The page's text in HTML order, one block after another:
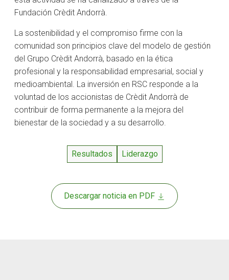
Fundación Crèdit Andorrà.
La sostenibilidad y el compromiso firme con la
comunidad son principios clave del modelo de gestión
del Grupo Crèdit Andorrà, basado en la ética
profesional y la responsabilidad empresarial, social y
medioambiental. La inversión en RSC responde a la
voluntad de los accionistas de Crèdit Andorrà de
contribuir de forma permanente a la mejora del
bienestar de la sociedad y a su desarrollo.
Resultados Liderazgo
Descargar noticia en PDF